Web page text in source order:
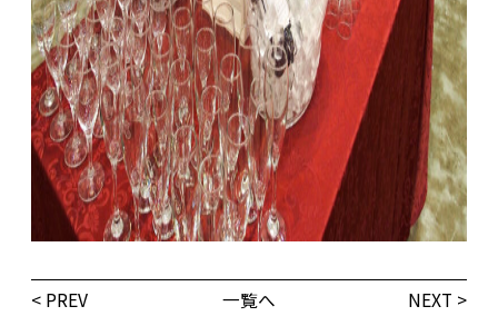
< PREV 一覧へ NEXT >